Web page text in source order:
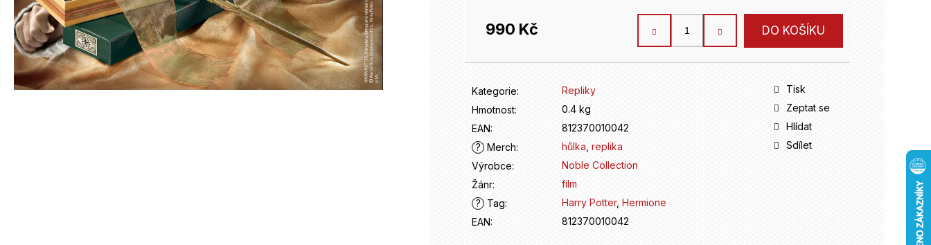
990 Kč
Měrná
DO KOŠÍKU
Kategorie:
Repliky
Hmotnost:
0.4 kg
EAN:
812370010042
? Merch: hůlka ,replika
Výrobce:
Noble Collection
Žánr:
film
?
Tag: Harry Potter,Hermione
EAN: 812370010042
Tisk
Zeptat se
Hlídat
Sdílet